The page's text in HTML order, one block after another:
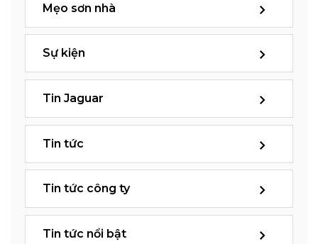
Mẹo sơn nhà
Sự kiện
Tin Jaguar
Tin tức
Tin tức công ty
Tin tức nổi bật